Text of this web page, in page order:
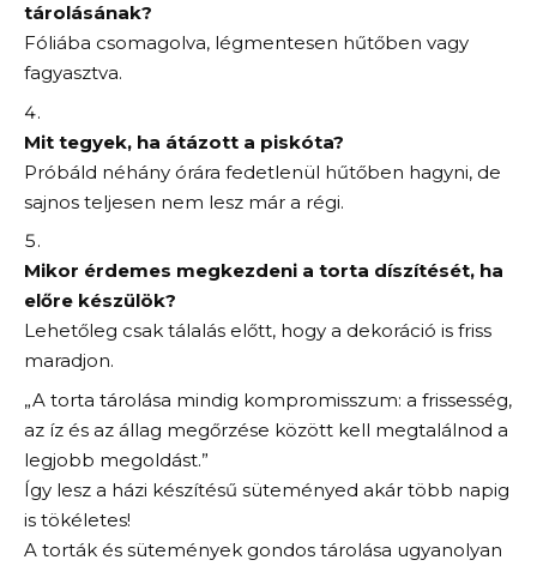
tárolásának?
Fóliába csomagolva, légmentesen hűtőben vagy
fagyasztva.
Mit tegyek, ha átázott a piskóta?
Próbáld néhány órára fedetlenül hűtőben hagyni, de
sajnos teljesen nem lesz már a régi.
Mikor érdemes megkezdeni a torta díszítését, ha
előre készülök?
Lehetőleg csak tálalás előtt, hogy a dekoráció is friss
maradjon.
„A torta tárolása mindig kompromisszum: a frissesség,
az íz és az állag megőrzése között kell megtalálnod a
legjobb megoldást.”
Így lesz a házi készítésű süteményed akár több napig
is tökéletes!
A torták és sütemények gondos tárolása ugyanolyan